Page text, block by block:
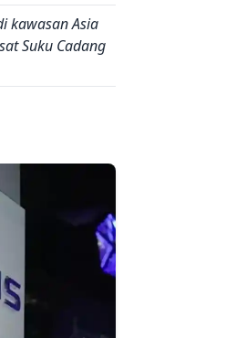
kawasan Asia
Suku Cadang